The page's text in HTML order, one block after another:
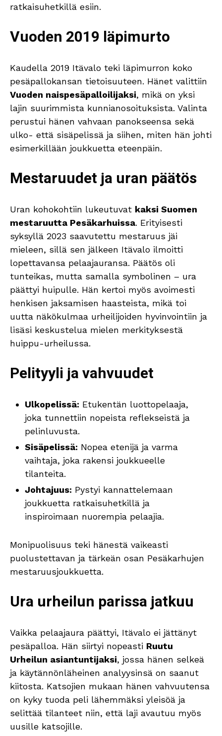
ratkaisuhetkillä esiin.
Vuoden 2019 läpimurto
Kaudella 2019 Itävalo teki läpimurron koko
pesäpallokansan tietoisuuteen. Hänet valittiin
Vuoden naispesäpalloilijaksi, mikä on yksi
lajin suurimmista kunnianosoituksista. Valinta
perustui hänen vahvaan panokseensa sekä
ulko- että sisäpelissä ja siihen, miten hän johti
esimerkillään joukkuetta eteenpäin.
Mestaruudet ja uran päätös
Uran kohokohtiin lukeutuvat kaksi Suomen
mestaruutta Pesäkarhuissa. Erityisesti
syksyllä 2023 saavutettu mestaruus jäi
mieleen, sillä sen jälkeen Itävalo ilmoitti
lopettavansa pelaajauransa. Päätös oli
tunteikas, mutta samalla symbolinen – ura
päättyi huipulle. Hän kertoi myös avoimesti
henkisen jaksamisen haasteista, mikä toi
uutta näkökulmaa urheilijoiden hyvinvointiin ja
lisäsi keskustelua mielen merkityksestä
huippu-urheilussa.
Pelityyli ja vahvuudet
Ulkopelissä: Etukentän luottopelaaja,
joka tunnettiin nopeista reflekseistä ja
pelinluvusta.
Sisäpelissä: Nopea etenijä ja varma
vaihtaja, joka rakensi joukkueelle
tilanteita.
Johtajuus: Pystyi kannattelemaan
joukkuetta ratkaisuhetkillä ja
inspiroimaan nuorempia pelaajia.
Monipuolisuus teki hänestä vaikeasti
puolustettavan ja tärkeän osan Pesäkarhujen
mestaruusjoukkuetta.
Ura urheilun parissa jatkuu
Vaikka pelaajaura päättyi, Itävalo ei jättänyt
pesäpalloa. Hän siirtyi nopeasti Ruutu
Urheilun asiantuntijaksi, jossa hänen selkeä
ja käytännönläheinen analyysinsä on saanut
kiitosta. Katsojien mukaan hänen vahvuutensa
on kyky tuoda peli lähemmäksi yleisöä ja
selittää tilanteet niin, että laji avautuu myös
uusille katsojille.